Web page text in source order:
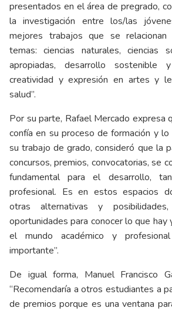
presentados en el área de pregrado,
la investigación entre los/las
mejores trabajos que se
temas: ciencias naturales, ciencias
apropiadas, desarrollo sostenible
creatividad y expresión en artes y
salud”.
Por su parte, Rafael Mercado expresa
confía en su proceso de formación y
su trabajo de grado, consideró que la
concursos, premios, convocatorias, se
fundamental para el desarrollo,
profesional. Es en estos espacios
otras alternativas y
oportunidades para conocer lo que hay
el mundo académico y
importante”.
De igual forma, Manuel Francisco
“Recomendaría a otros estudiantes a
de premios porque es una ventana